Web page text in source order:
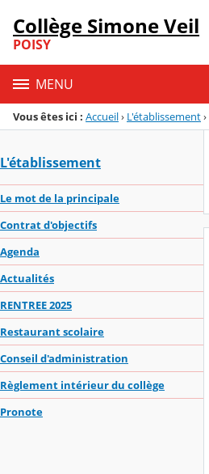
Menu de la rubrique
Contenu
Collège Simone Veil
POISY
MENU
Vous êtes ici : Accueil› L'établissement›
L'établissement
Le mot de la principale
Contrat d'objectifs
Agenda
Actualités
RENTREE 2025
Restaurant scolaire
Conseil d'administration
Règlement intérieur du collège
Pronote